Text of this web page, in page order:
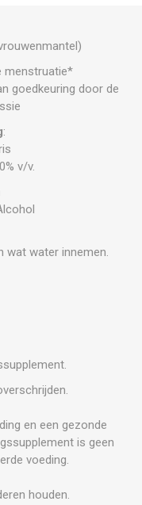
menstruatie*
goedkeuring door de
:
v/v.
wat water innemen.
en een gezonde
is geen
voeding.
houden.